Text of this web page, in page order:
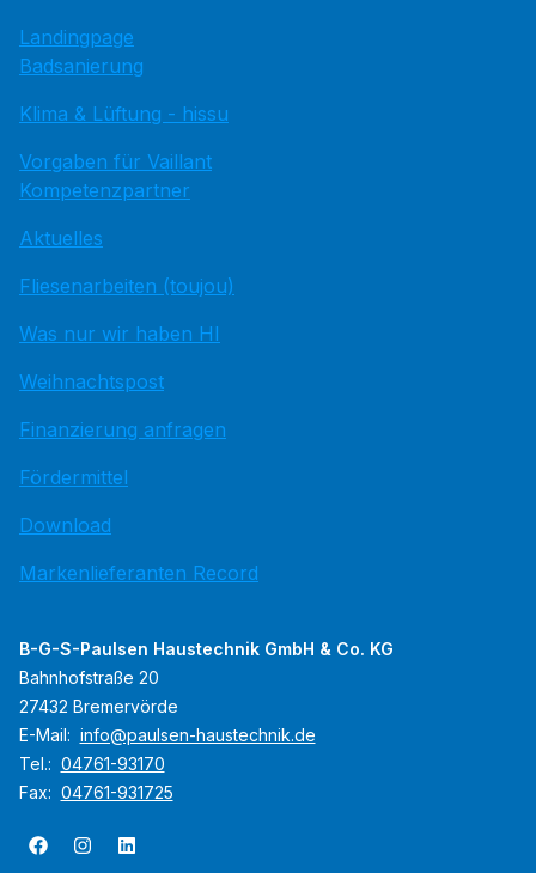
Landingpage
Badsanierung
Klima & Lüftung - hissu
Vorgaben für Vaillant
Kompetenzpartner
Aktuelles
Fliesenarbeiten (toujou)
Was nur wir haben HI
Weihnachtspost
Finanzierung anfragen
Fördermittel
Download
Markenlieferanten Record
B-G-S-Paulsen Haustechnik GmbH & Co. KG
Bahnhofstraße 20
27432 Bremervörde
E-Mail: info@paulsen-haustechnik.de
Tel.: 04761-93170
Fax: 04761-931725